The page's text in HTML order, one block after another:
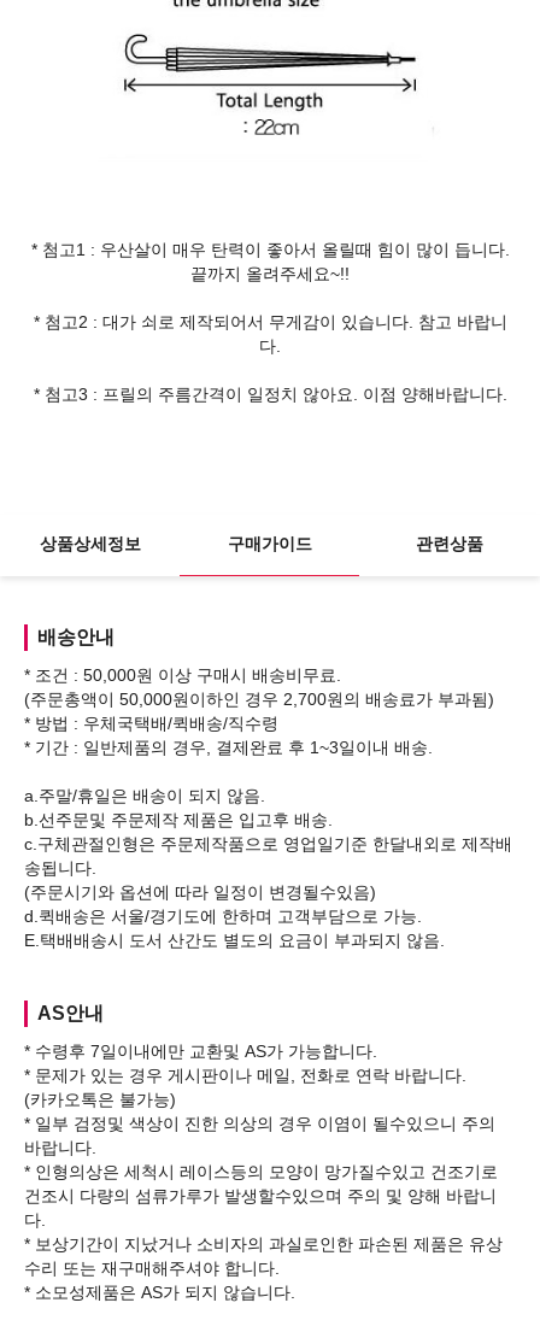
* 첨고1 : 우산살이 매우 탄력이 좋아서 올릴때 힘이 많이 듭니다.
끝까지 올려주세요~!!
* 첨고2 : 대가 쇠로 제작되어서 무게감이 있습니다. 참고 바랍니
다.
* 첨고3 : 프릴의 주름간격이 일정치 않아요. 이점 양해바랍니다.
상품상세정보 구매가이드 관련상품
배송안내
* 조건 : 50,000원 이상 구매시 배송비무료.
(주문총액이 50,000원이하인 경우 2,700원의 배송료가 부과됨)
* 방법 : 우체국택배/퀵배송/직수령
* 기간 : 일반제품의 경우, 결제완료 후 1~3일이내 배송.
a.주말/휴일은 배송이 되지 않음.
b.선주문및 주문제작 제품은 입고후 배송.
c.구체관절인형은 주문제작품으로 영업일기준 한달내외로 제작배
송됩니다.
(주문시기와 옵션에 따라 일정이 변경될수있음)
d.퀵배송은 서울/경기도에 한하며 고객부담으로 가능.
AS안내
* 수령후 7일이내에만 교환및 AS가 가능합니다.
* 문제가 있는 경우 게시판이나 메일, 전화로 연락 바랍니다.
(카카오톡은 불가능)
* 일부 검정및 색상이 진한 의상의 경우 이염이 될수있으니 주의
바랍니다.
* 인형의상은 세척시 레이스등의 모양이 망가질수있고 건조기로
건조시 다량의 섬류가루가 발생할수있으며 주의 및 양해 바랍니
다.
* 보상기간이 지났거나 소비자의 과실로인한 파손된 제품은 유상
수리 또는 재구매해주셔야 합니다.